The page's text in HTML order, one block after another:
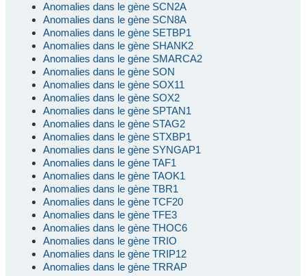
Anomalies dans le gène SCN2A
Anomalies dans le gène SCN8A
Anomalies dans le gène SETBP1
Anomalies dans le gène SHANK2
Anomalies dans le gène SMARCA2
Anomalies dans le gène SON
Anomalies dans le gène SOX11
Anomalies dans le gène SOX2
Anomalies dans le gène SPTAN1
Anomalies dans le gène STAG2
Anomalies dans le gène STXBP1
Anomalies dans le gène SYNGAP1
Anomalies dans le gène TAF1
Anomalies dans le gène TAOK1
Anomalies dans le gène TBR1
Anomalies dans le gène TCF20
Anomalies dans le gène TFE3
Anomalies dans le gène THOC6
Anomalies dans le gène TRIO
Anomalies dans le gène TRIP12
Anomalies dans le gène TRRAP